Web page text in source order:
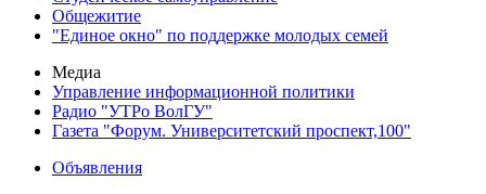
Общежитие
"Единое окно" по поддержке молодых семей
Медиа
Управление информационной политики
Радио "УТРо ВолГУ"
Газета "Форум. Университетский проспект,100"
Объявления